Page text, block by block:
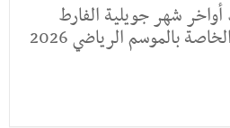
أواخر شهر جويلية الفارط
عملية بيع الإشتراكات الخاصة بالموسم الرياضي 2026